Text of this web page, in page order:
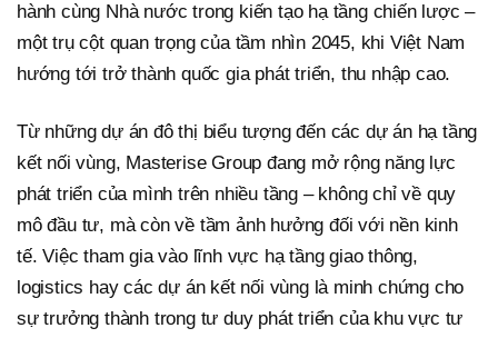
hành cùng Nhà nước trong kiến tạo hạ tầng chiến lược –
một trụ cột quan trọng của tầm nhìn 2045, khi Việt Nam
hướng tới trở thành quốc gia phát triển, thu nhập cao.
Từ những dự án đô thị biểu tượng đến các dự án hạ tầng
kết nối vùng, Masterise Group đang mở rộng năng lực
phát triển của mình trên nhiều tầng – không chỉ về quy
mô đầu tư, mà còn về tầm ảnh hưởng đối với nền kinh
tế. Việc tham gia vào lĩnh vực hạ tầng giao thông,
logistics hay các dự án kết nối vùng là minh chứng cho
sự trưởng thành trong tư duy phát triển của khu vực tư